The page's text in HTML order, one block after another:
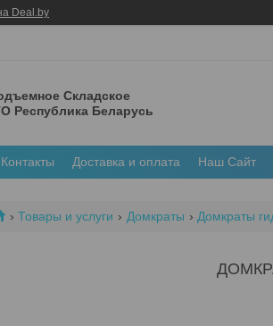
Deal.by
Складское
Республика Беларусь
Контакты Доставка и оплата Наш Сайт
Товары и услуги Домкраты Домкраты